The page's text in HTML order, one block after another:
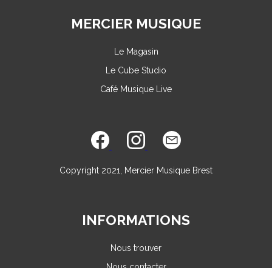
MERCIER MUSIQUE
Le Magasin
Le Cube Studio
Café Musique Live
Copyright 2021, Mercier Musique Brest
INFORMATIONS
Nous trouver